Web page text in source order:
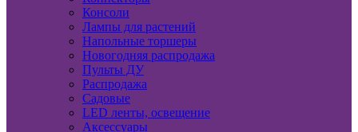
Консоли
Лампы для растений
Напольные торшеры
Новогодняя распродажа
Пульты ДУ
Распродажа
Садовые
LED ленты, освещение
Аксессуары